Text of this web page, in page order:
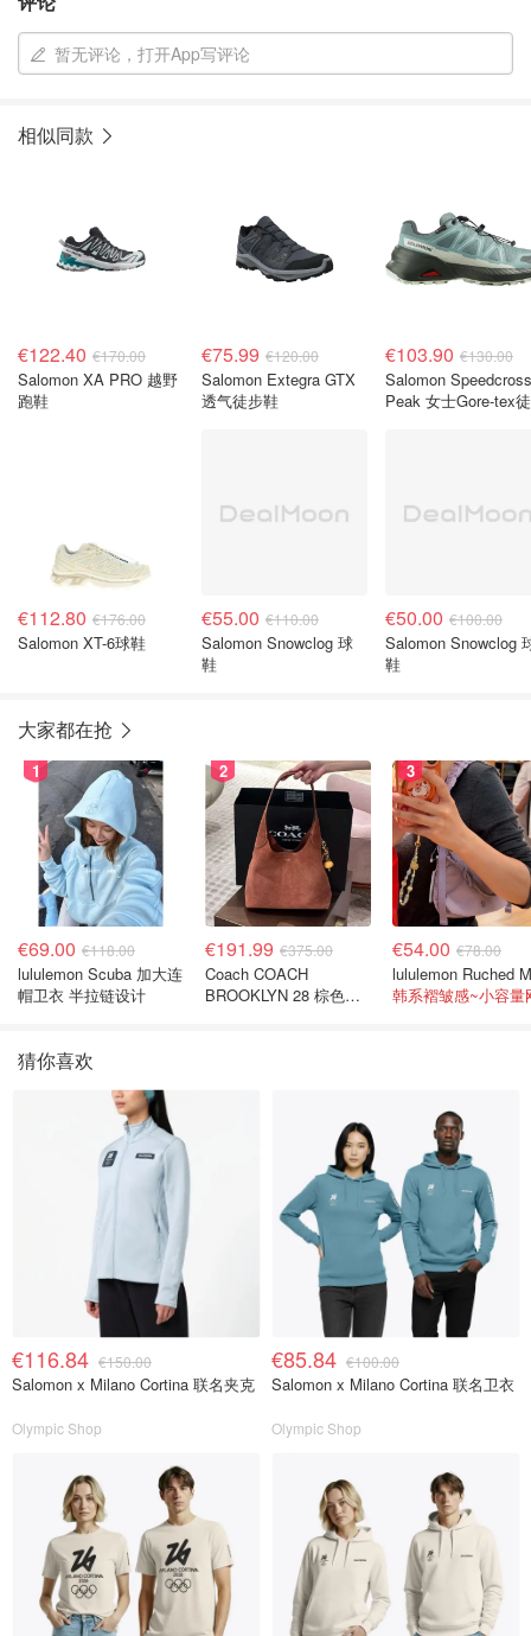
暂无评论，打开App写评论
相似同款
€122.40 €170.00
Salomon XA PRO 越野
跑鞋
€75.99 €120.00
Salomon Extegra GTX
透气徒步鞋
€103.90 €130.00
Salomon Speedcross
Peak 女士Gore-tex
€112.80 €176.00
Salomon XT-6球鞋
€55.00 €110.00
Salomon Snowclog 球
鞋
€50.00 €100.00
Salomon Snowclog
鞋
大家都在抢
1
€69.00 €118.00
lululemon Scuba 加大连
帽卫衣 半拉链设计
2
€191.99 €375.00
Coach COACH
BROOKLYN 28 棕色金
3
€54.00 €78.00
猜你喜欢
€116.84 €150.00
Salomon x Milano Cortina 联名夹克
Olympic Shop
€85.84 €100.00
Salomon x Milano Cortina 联名卫衣
Olympic Shop